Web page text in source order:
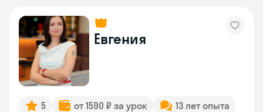
Евгения
5 от 1590 ₽ за урок
13 лет опыта